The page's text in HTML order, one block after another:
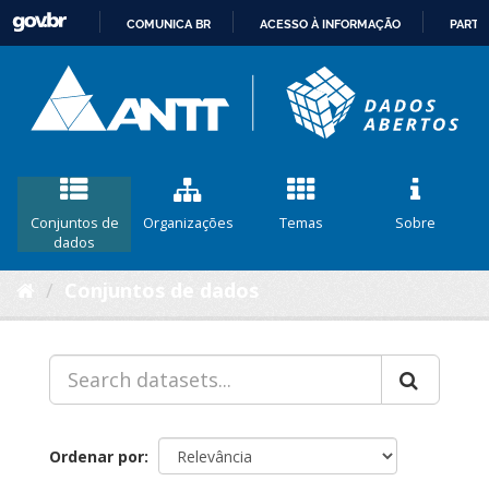
CONTEÚDO
COMUNICA BR ACESSO À INFORMAÇÃO
Conjuntos de
dados
Organizações Temas Sobre
Ordenar por